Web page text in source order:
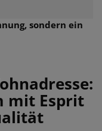
sondern ein
mit Esprit